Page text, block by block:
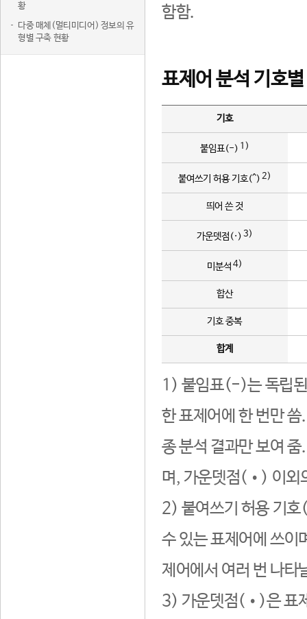
황
다중 매체(멀티미디어) 정보의 유
형별 구축 현황
함함.
표제어 분석 기호
기호
붙임표(-) 1)
붙여쓰기 허용 기호(^) 2)
띄어 쓴 것
가운뎃점(·) 3)
미분석 4)
합산
기호 중복
합계
1) 붙임표(-)는 독립된
한 표제어에 한 번만
종 분석 결과만 보여
며, 가운뎃점(•) 이외
2) 붙여쓰기 허용 기호
수 있는 표제어에 쓰이
제어에서 여러 번 나타
3) 가운뎃점(•)은 표